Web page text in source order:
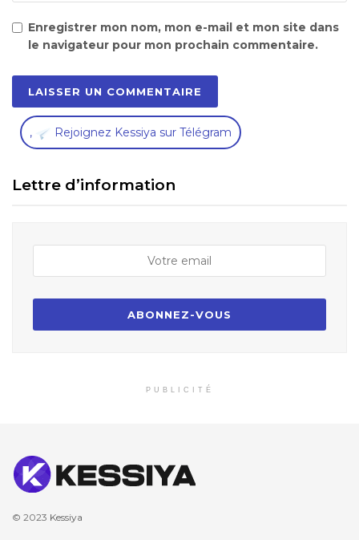
Enregistrer mon nom, mon e-mail et mon site dans
le navigateur pour mon prochain commentaire.
, Rejoignez Kessiya sur Télégram
Lettre d’information
PUBLICITÉ
© 2023 Kessiya